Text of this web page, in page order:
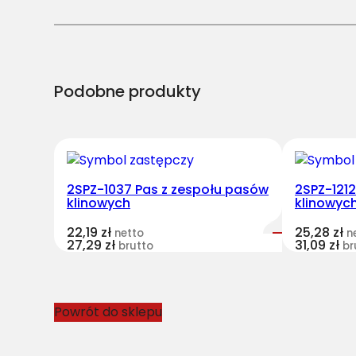
Podobne produkty
2SPZ-1037 Pas z zespołu pasów
klinowych
22,19 zł netto
27,29 zł brutto
2SPZ-
25,28 zł
31,09 zł
Powrót do sklepu